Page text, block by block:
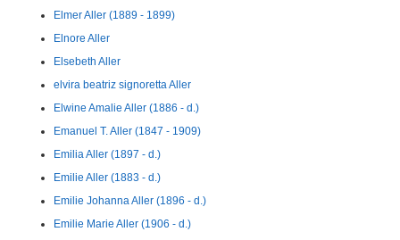
Elmer Aller (1889 - 1899)
Elnore Aller
Elsebeth Aller
elvira beatriz signoretta Aller
Elwine Amalie Aller (1886 - d.)
Emanuel T. Aller (1847 - 1909)
Emilia Aller (1897 - d.)
Emilie Aller (1883 - d.)
Emilie Johanna Aller (1896 - d.)
Emilie Marie Aller (1906 - d.)